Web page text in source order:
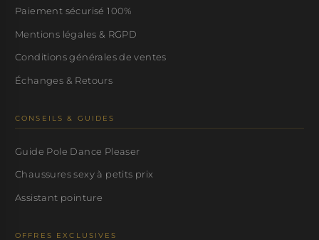
Paiement sécurisé 100%
Mentions légales & RGPD
Conditions générales de ventes
Échanges & Retours
CONSEILS & GUIDES
Guide Pole Dance Pleaser
Chaussures sexy à petits prix
Assistant pointure
OFFRES EXCLUSIVES